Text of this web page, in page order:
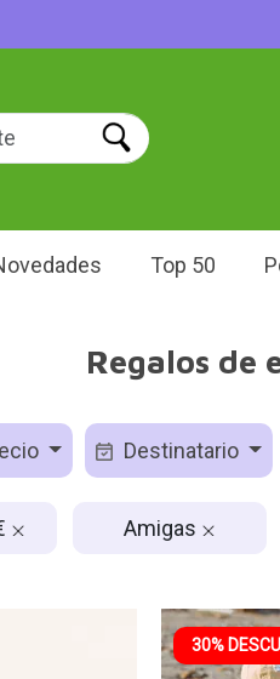
Top 50
Regalos de
Destinatario
Amigas
30%